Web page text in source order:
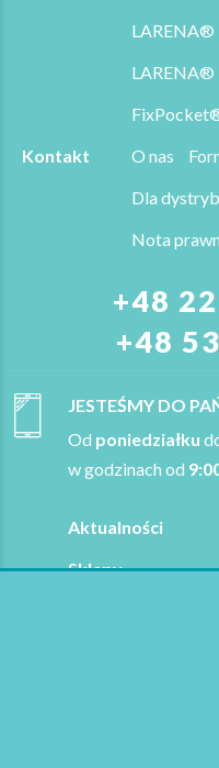
LARENA®
LARENA®
Kontakt
O nas
Dla
Nota
+48
+48
JESTEŚMY DO
Od poniedziałku
w godzinach od
Aktualności
Sklepy